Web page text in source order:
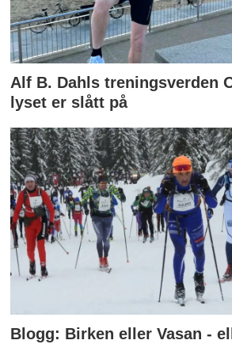
Alf B. Dahls treningsverden
lyset er slått på
Blogg: Birken eller Vasan -